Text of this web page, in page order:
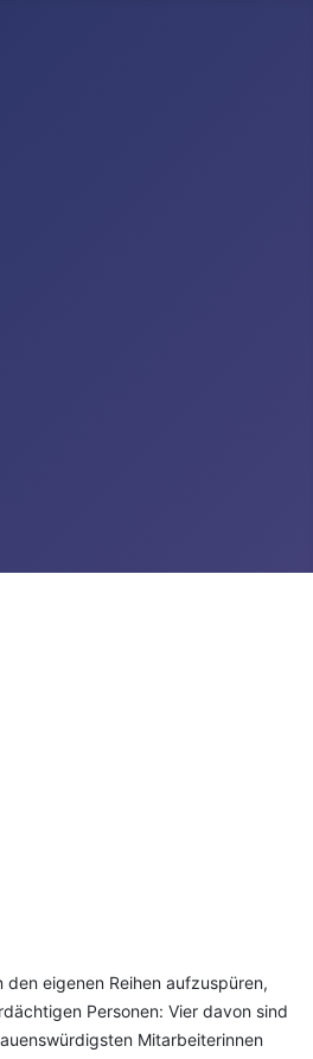
eigenen Reihen aufzuspüren,
Personen: Vier davon sind
Mitarbeiterinnen